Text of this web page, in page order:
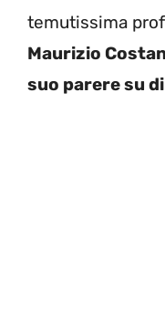
temutissima
Maurizio
suo parere su